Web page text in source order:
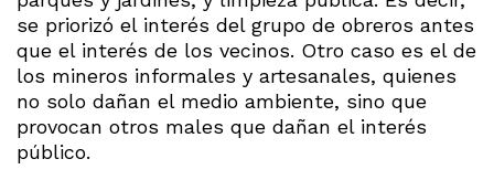
se priorizó el interés del grupo de obreros antes
que el interés de los vecinos. Otro caso es el de
los mineros informales y artesanales, quienes
no solo dañan el medio ambiente, sino que
provocan otros males que dañan el interés
público.